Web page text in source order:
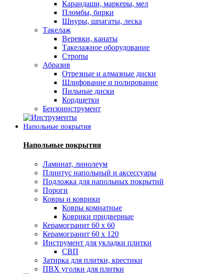
Карандаши, маркеры, мел
Пломбы, бирки
Шнуры, шпагаты, леска
Такелаж
Веревки, канаты
Такелажное оборудование
Стропы
Абразив
Отрезные и алмазные диски
Шлифование и полирование
Пильные диски
Кордщетки
Бензоинструмент
Напольные покрытия
Напольные покрытия
Ламинат, линолеум
Плинтус напольный и аксессуары
Подложка для напольных покрытий
Пороги
Ковры и коврики
Ковры комнатные
Коврики придверные
Керамогранит 60 х 60
Керамогранит 60 х 120
Инструмент для укладки плитки
СВП
Затирка для плитки, крестики
ПВХ уголки для плитки